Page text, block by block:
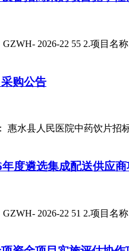
2026-22 55 2.项目
购公告
惠水县人民医院中药饮片招
度遴选集成配送供应
2026-22 51 2.项目